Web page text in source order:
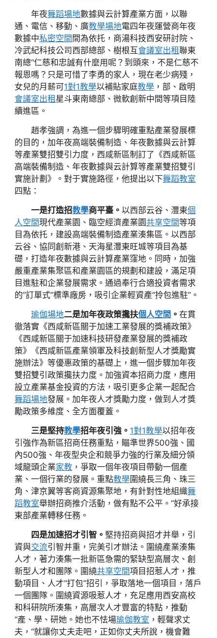
年夜舞蹈場地數據與云計算產業方面，以聯
通、電信、移動、廣教學場地電四年夜運營商年夜
數據中私密空間 間為依托，商湯科技西安研討院、
冷武紀科技公司西部總部、樹根互會議室出租聯東
南總“仁慈和忠誠有什麼用呢？到頭來，不是仁慈不
報恩嗎？只是可惜了李勇的家人，現在老少病殘，
女兒的月薪可1對1教學以補貼家庭教學 ，部、啟明
會議室出租 星斗東南總部、微軟創新中間等項目陸
續進區。
趙孝強調，為進一個步驟明確重點產業發展標
的目的，加年夜高端裝備制造、年夜數據與云計算
等產業雙招雙引力度，西咸新區制訂了《西咸新區
高端裝備制造、年夜數據與云計算等產業雙招雙引
實施計劃》。對于實施路徑，他提出以下舞蹈教室
四點：
一是打造招教學商平臺。 以西部云谷、灃東個
人空間現代產業園、臨空經濟產業園共享空間等項
目為依托，建設高端裝備制造產業湊集區。以西部
云谷、協同創新港、天海星灃東旺城等項目為基
礎，打造年夜數據與云計算產業窪地。同時，加強
嚴重產業集聚區和產業園區的規劃和建設，滿足項
目進駐和企業發展需求。通過奉行合適投資者需求
的“訂單式”標準廠房，吸引企業輕資產“拎包進駐”。
瑜伽場地二是加年夜政策攙扶個人空間 。 在貫
徹落實《西咸新區關于加速工業發展的獎補政策》
《西咸新區關于加速科技研發產業發展的獎補政
策》《西咸新區產業領軍及科技創新型人才獎勵實
施辦法》等優惠政策的基礎上，進一個步驟加年夜
雙招雙引政策攙扶力度。加強資本招商力度，應用
設立產業基金投資的方法，吸引更多企業一起配合
舞蹈場地發展。加年夜人才獎勵力度，做到人才獎
勵政策多維度、全方面覆蓋。
三是堅持教學招年夜引強。 1對1教學以招年夜
引強作為新區招商任務重點，瞄準世界500強、國
內500強、年夜型央企和競爭力強的行業及細分領
域龍頭企業家教 ，爭取一個年夜項目帶動一個產
業、一個行業的發展。重點教學圍繞長三角、珠三
角、津京翼等客商資源集聚地，有針對性地組織舞
蹈教室舉辦招商推介活動，做有點不公平。”好承接
東部產業轉移任務。
四是加速招才引智。 堅持招商與招才并舉，引
資與交流引智并重，完美引才辦法。圍繞產業湊集
人才，著力湊集一批新區急需的緊缺型高層次、創
新型人才和團隊。圍繞共享空間項目招惹人才，推
動項目、人才“打包”招引，爭取落地一個項目，落戶
一個團隊。圍繞資源吸惹人才，充足應用西安高校
和科研院所湊集，高層次人才豐富的特點，推動
“產、學、研她。她也不怯場瑜伽教室 ，輕聲求丈
夫，“就讓你丈夫走吧，正如你丈夫所說，機會難